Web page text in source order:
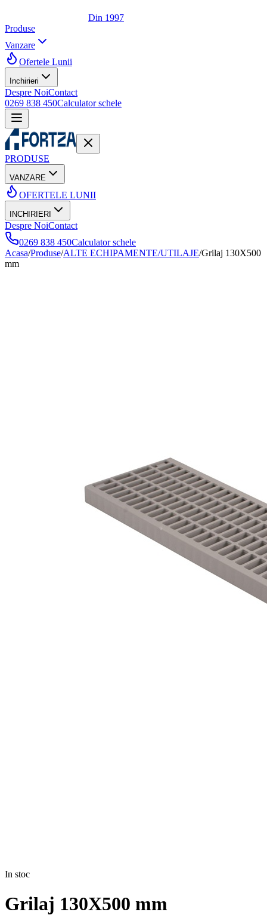
Din 1997
Produse
Vanzare
Ofertele Lunii
Inchirieri
Despre NoiContact
0269 838 450Calculator schele
PRODUSE
VANZARE
OFERTELE LUNII
INCHIRIERI
Despre NoiContact
0269 838 450Calculator schele
Acasa/Produse/ALTE ECHIPAMENTE/UTILAJE/Grilaj 130X500
mm
In stoc
Grilaj 130X500 mm